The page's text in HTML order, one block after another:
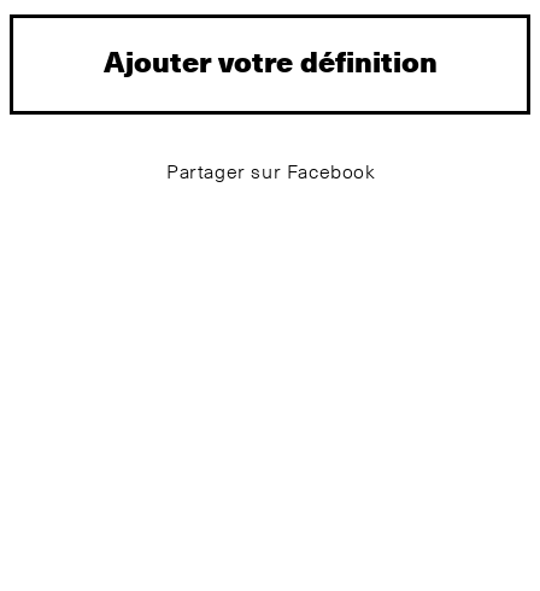
Ajouter votre définition
Partager sur Facebook